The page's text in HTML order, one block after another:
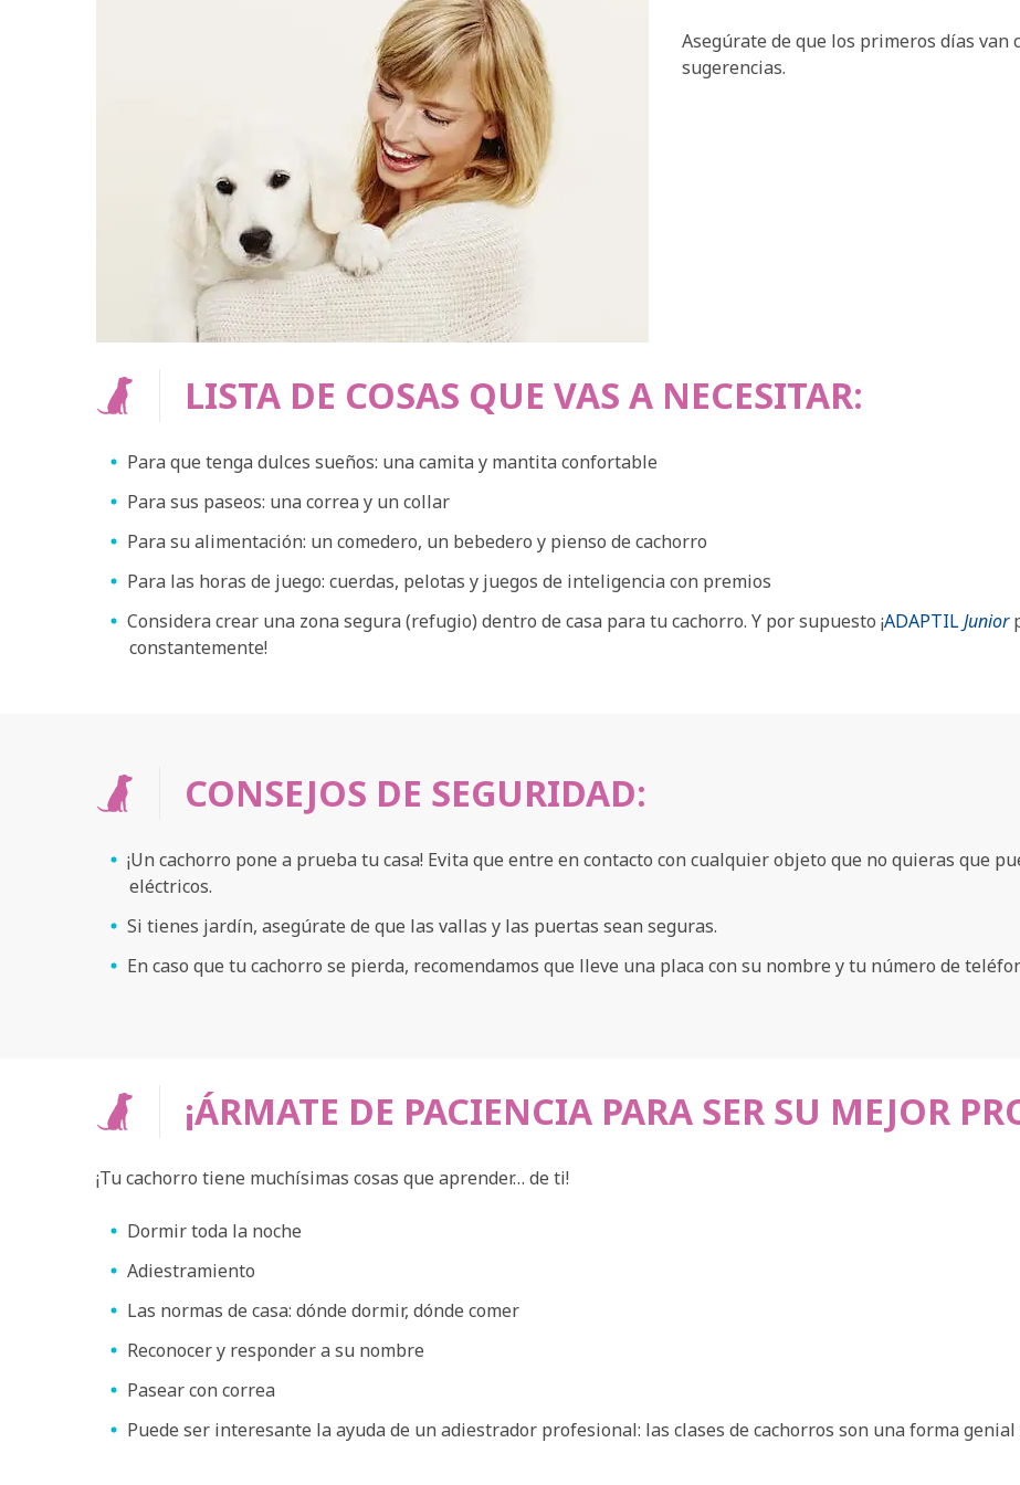
Asegúrate de que los primeros días van
sugerencias.
LISTA DE COSAS QUE VAS A NECESITAR:
Para que tenga dulces sueños: una camita y mantita confortable
Para sus paseos: una correa y un collar
Para su alimentación: un comedero, un bebedero y pienso de cachorro
Para las horas de juego: cuerdas, pelotas y juegos de inteligencia con premios
Considera crear una zona segura (refugio) dentro de casa para tu cachorro. Y por supuesto ¡ADAPTILJunior
constantemente!
CONSEJOS DE SEGURIDAD:
¡Un cachorro pone a prueba tu casa! Evita que entre en contacto con cualquier objeto que no quieras que
eléctricos.
Si tienes jardín, asegúrate de que las vallas y las puertas sean seguras.
En caso que tu cachorro se pierda, recomendamos que lleve una placa con su nombre y tu número de
¡ÁRMATE DE PACIENCIA PARA SER SU MEJOR
¡Tu cachorro tiene muchísimas cosas que aprender… de ti!
Dormir toda la noche
Adiestramiento
Las normas de casa: dónde dormir, dónde comer
Reconocer y responder a su nombre
Pasear con correa
Puede ser interesante la ayuda de un adiestrador profesional: las clases de cachorros son una forma